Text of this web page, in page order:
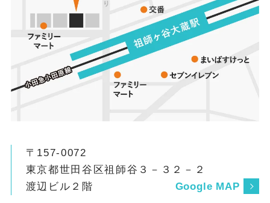
〒157-0072
東京都世田谷区祖師谷３－３２－２
渡辺ビル２階
Google MAP